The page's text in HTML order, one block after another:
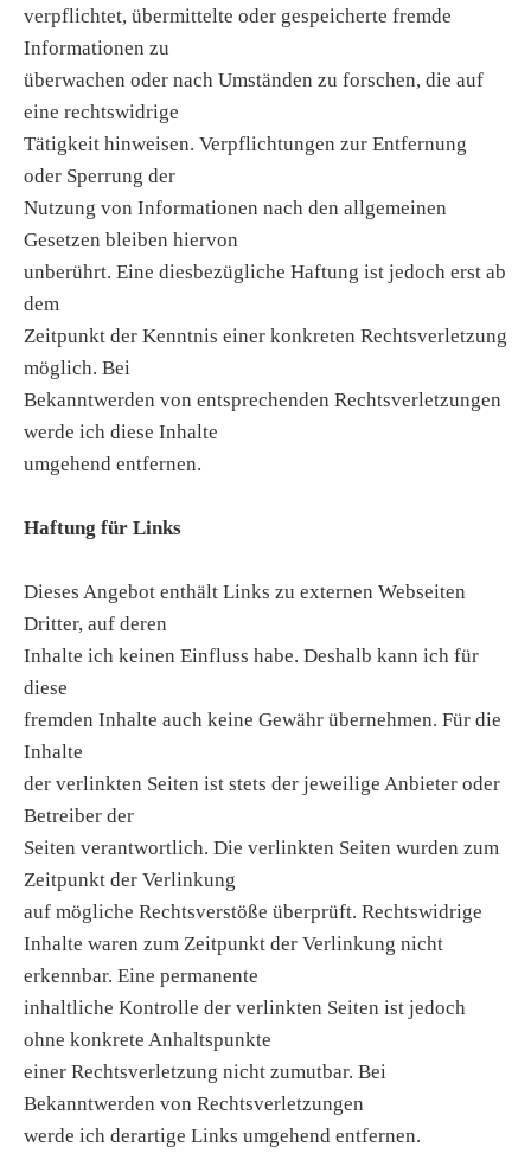
verpflichtet, übermittelte oder gespeicherte fremde
Informationen zu
überwachen oder nach Umständen zu forschen, die auf
eine rechtswidrige
Tätigkeit hinweisen. Verpflichtungen zur Entfernung
oder Sperrung der
Nutzung von Informationen nach den allgemeinen
Gesetzen bleiben hiervon
unberührt. Eine diesbezügliche Haftung ist jedoch erst ab
dem
Zeitpunkt der Kenntnis einer konkreten Rechtsverletzung
möglich. Bei
Bekanntwerden von entsprechenden Rechtsverletzungen
werde ich diese Inhalte
umgehend entfernen.
Haftung für Links
Dieses Angebot enthält Links zu externen Webseiten
Dritter, auf deren
Inhalte ich keinen Einfluss habe. Deshalb kann ich für
diese
fremden Inhalte auch keine Gewähr übernehmen. Für die
Inhalte
der verlinkten Seiten ist stets der jeweilige Anbieter oder
Betreiber der
Seiten verantwortlich. Die verlinkten Seiten wurden zum
Zeitpunkt der Verlinkung
auf mögliche Rechtsverstöße überprüft. Rechtswidrige
Inhalte waren zum Zeitpunkt der Verlinkung nicht
erkennbar. Eine permanente
inhaltliche Kontrolle der verlinkten Seiten ist jedoch
ohne konkrete Anhaltspunkte
einer Rechtsverletzung nicht zumutbar. Bei
Bekanntwerden von Rechtsverletzungen
werde ich derartige Links umgehend entfernen.